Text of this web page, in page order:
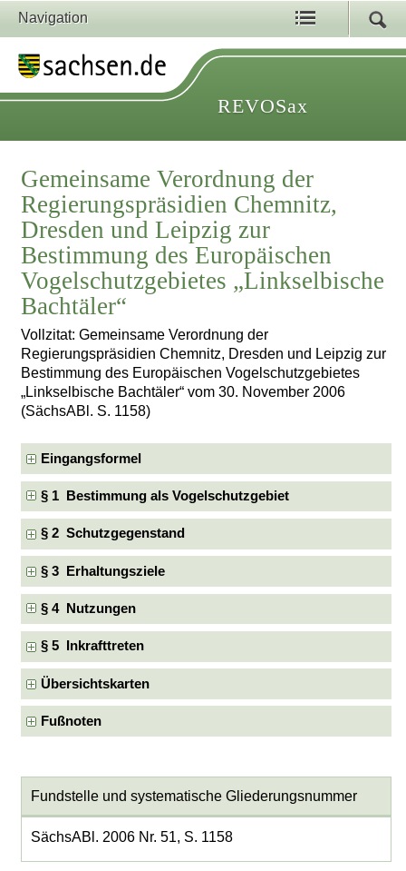
Navigation
REVOSax
Gemeinsame Verordnung der
Regierungspräsidien Chemnitz,
Dresden und Leipzig zur
Bestimmung des Europäischen
Vogelschutzgebietes „Linkselbische
Bachtäler“
Vollzitat: Gemeinsame Verordnung der
Regierungspräsidien Chemnitz, Dresden und Leipzig zur
Bestimmung des Europäischen Vogelschutzgebietes
„Linkselbische Bachtäler“ vom 30. November 2006
(SächsABl. S. 1158)
Eingangsformel
§ 1 Bestimmung als Vogelschutzgebiet
§ 2 Schutzgegenstand
§ 3 Erhaltungsziele
§ 4 Nutzungen
§ 5 Inkrafttreten
Übersichtskarten
Fußnoten
Fundstelle und systematische Gliederungsnummer
SächsABl. 2006 Nr. 51, S. 1158